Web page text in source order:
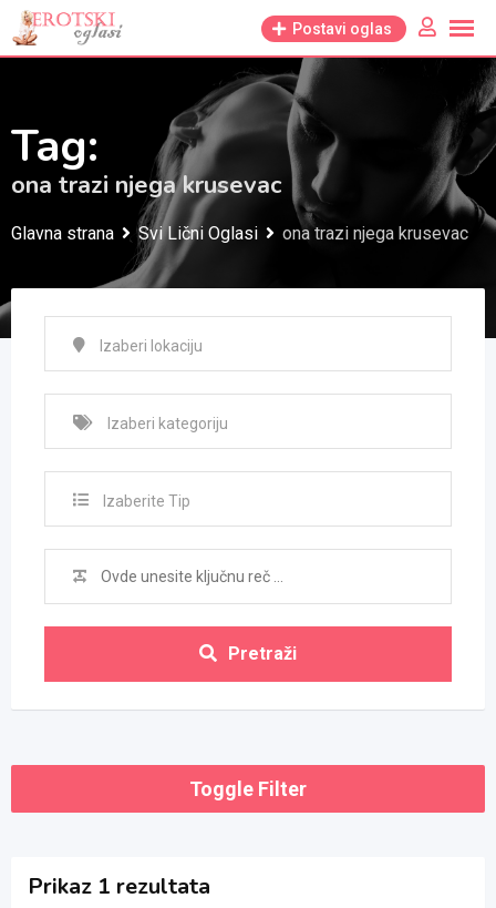
Skip
to
Postavi oglas
Tag:
ona trazi njega krusevac
Glavna strana Svi Lični Oglasi ona trazi njega krusevac
Izaberite Tip
Pretraži
Toggle Filter
Prikaz 1 rezultata